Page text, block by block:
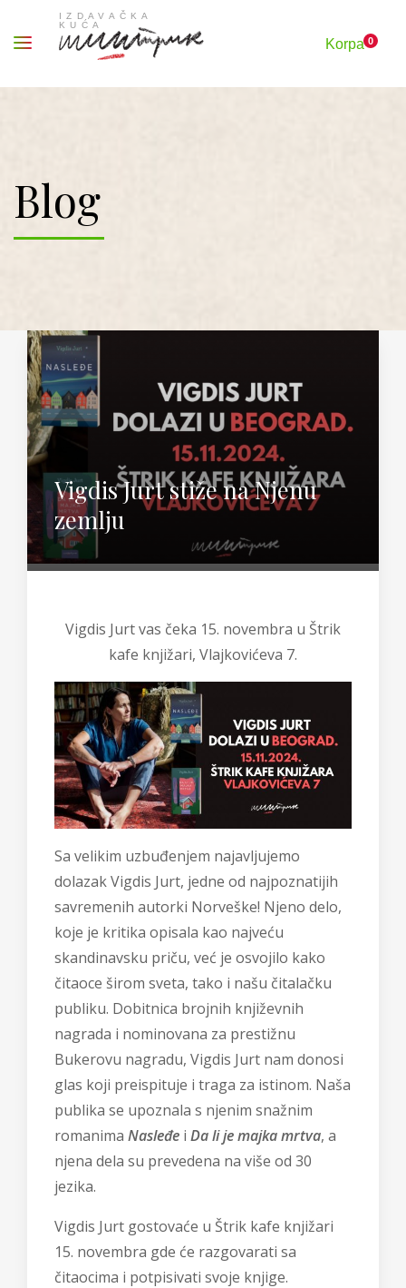
Korpa0
Blog
Vigdis Jurt stiže na Njenu
zemlju
Vigdis Jurt vas čeka 15. novembra u Štrik
kafe knjižari, Vlajkovićeva 7.
Sa velikim uzbuđenjem najavljujemo
dolazak Vigdis Jurt, jedne od najpoznatijih
savremenih autorki Norveške! Njeno delo,
koje je kritika opisala kao najveću
skandinavsku priču, već je osvojilo kako
čitaoce širom sveta, tako i našu čitalačku
publiku. Dobitnica brojnih književnih
nagrada i nominovana za prestižnu
Bukerovu nagradu, Vigdis Jurt nam donosi
glas koji preispituje i traga za istinom. Naša
publika se upoznala s njenim snažnim
romanima Nasleđe i Da li je majka mrtva, a
njena dela su prevedena na više od 30
jezika.
Vigdis Jurt gostovaće u Štrik kafe knjižari
15. novembra gde će razgovarati sa
čitaocima i potpisivati svoje knjige.